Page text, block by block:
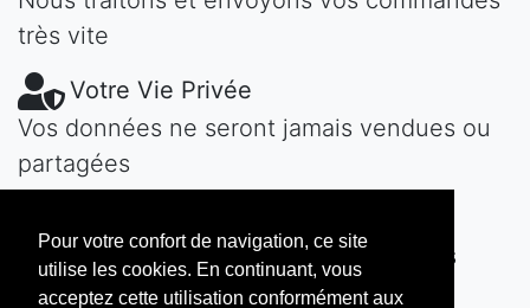
Pour votre confort de navigation, ce site
utilise les cookies. En continuant, vous
acceptez cette utilisation conformément aux
très vite
Votre Vie Privée
Vos données ne seront jamais vendues ou
partagées
Contactez-nous! Nous vous répondons
vite...